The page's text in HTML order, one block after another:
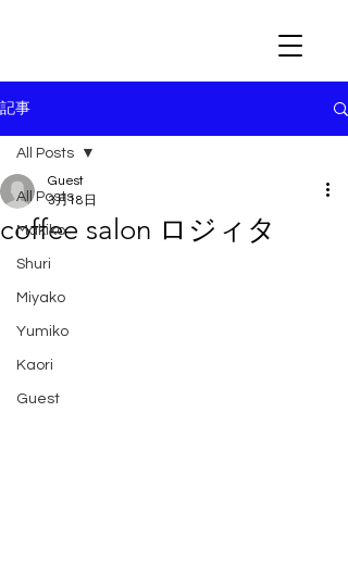
記事
All Posts
Makiko
Shuri
Miyako
Yumiko
Kaori
Guest
All Posts
coffee salon ロジィタ
Guest
3月18日